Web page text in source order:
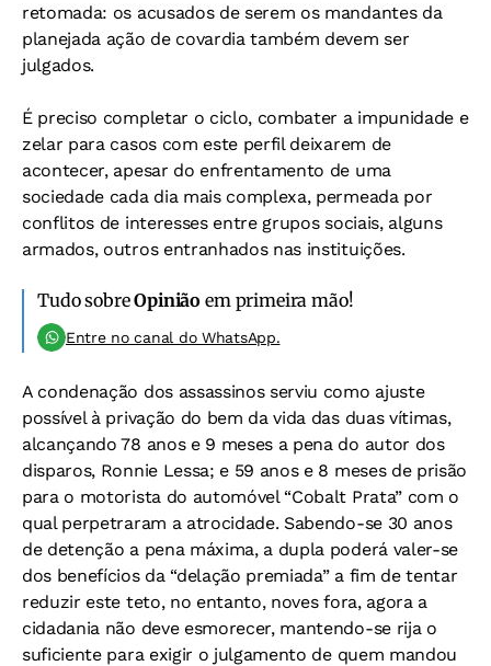
retomada: os acusados de serem os mandantes da
planejada ação de covardia também devem ser
julgados.
É preciso completar o ciclo, combater a impunidade e
zelar para casos com este perfil deixarem de
acontecer, apesar do enfrentamento de uma
sociedade cada dia mais complexa, permeada por
conflitos de interesses entre grupos sociais, alguns
armados, outros entranhados nas instituições.
Tudo sobreOpinião em primeira mão!
Entre no canal do WhatsApp.
A condenação dos assassinos serviu como ajuste
possível à privação do bem da vida das duas vítimas,
alcançando 78 anos e 9 meses a pena do autor dos
disparos, Ronnie Lessa; e 59 anos e 8 meses de prisão
para o motorista do automóvel “Cobalt Prata” com o
qual perpetraram a atrocidade. Sabendo-se 30 anos
de detenção a pena máxima, a dupla poderá valer-se
dos benefícios da “delação premiada” a fim de tentar
reduzir este teto, no entanto, noves fora, agora a
cidadania não deve esmorecer, mantendo-se rija o
suficiente para exigir o julgamento de quem mandou